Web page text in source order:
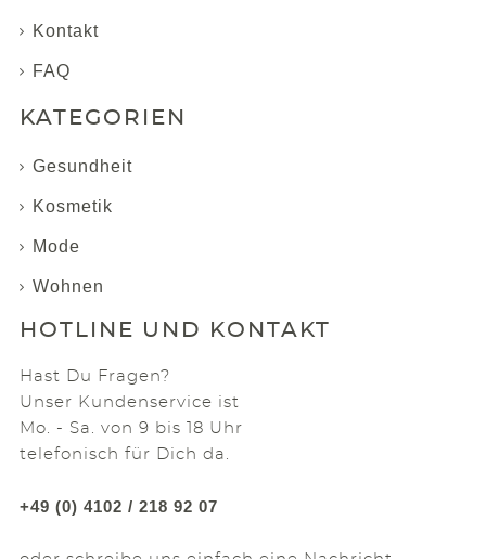
Kontakt
FAQ
KATEGORIEN
Gesundheit
Kosmetik
Mode
Wohnen
HOTLINE UND KONTAKT
Hast Du Fragen?
Unser Kundenservice ist
Mo. - Sa. von 9 bis 18 Uhr
telefonisch für Dich da.
+49 (0) 4102 / 218 92 07